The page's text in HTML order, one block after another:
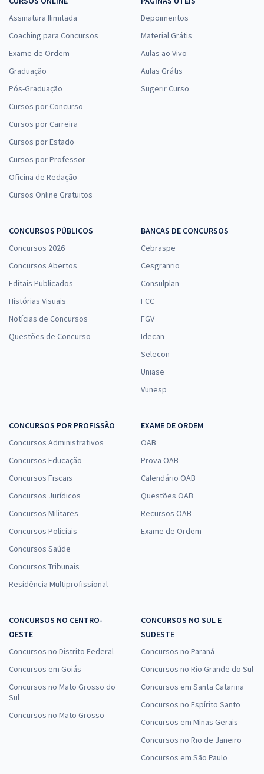
Assinatura Ilimitada
Coaching para Concursos
Exame de Ordem
Graduação
Pós-Graduação
Cursos por Concurso
Cursos por Carreira
Cursos por Estado
Cursos por Professor
Oficina de Redação
Cursos Online Gratuitos
Depoimentos
Material Grátis
Aulas ao Vivo
Aulas Grátis
Sugerir Curso
CONCURSOS PÚBLICOS
Concursos 2026
Concursos Abertos
Editais Publicados
Histórias Visuais
Notícias de Concursos
Questões de Concurso
BANCAS DE CONCURSOS
Cebraspe
Cesgranrio
Consulplan
FCC
FGV
Idecan
Selecon
Uniase
Vunesp
CONCURSOS POR PROFISSÃO
Concursos Administrativos
Concursos Educação
Concursos Fiscais
Concursos Jurídicos
Concursos Militares
Concursos Policiais
Concursos Saúde
Concursos Tribunais
Residência Multiprofissional
EXAME DE ORDEM
OAB
Prova OAB
Calendário OAB
Questões OAB
Recursos OAB
Exame de Ordem
CONCURSOS NO CENTRO-
OESTE
Concursos no Distrito Federal
Concursos em Goiás
Concursos no Mato Grosso do
Sul
Concursos no Mato Grosso
CONCURSOS NO SUL E
SUDESTE
Concursos no Paraná
Concursos no Rio Grande do Sul
Concursos em Santa Catarina
Concursos no Espírito Santo
Concursos em Minas Gerais
Concursos no Rio de Janeiro
Concursos em São Paulo